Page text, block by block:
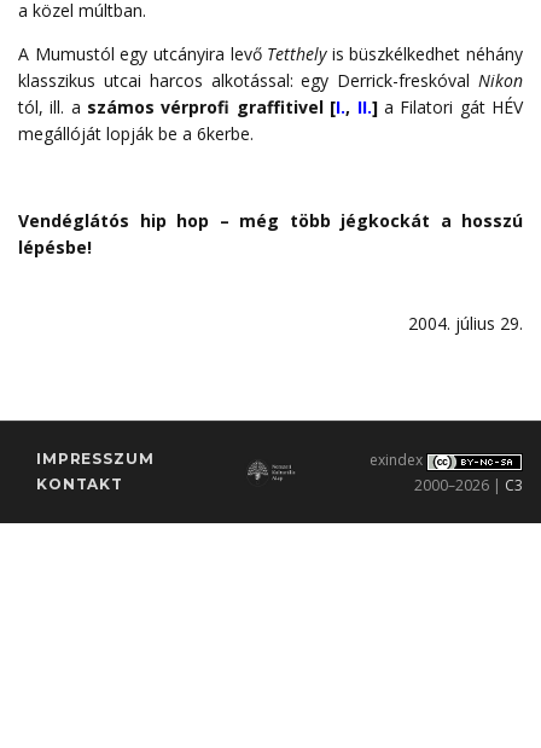
a közel múltban.
A Mumustól egy utcányira levő Tetthelyis büszkélkedhet néhány
klasszikus utcai harcos alkotással: egy Derrick-freskóval Nikon
tól, ill. a számos vérprofi graffitivel [I., II.]a Filatori gát HÉV
megállóját lopják be a 6kerbe.
Vendéglátós hip hop – még több jégkockát a hosszú
lépésbe!
2004. július 29.
IMPRESSZUM
KONTAKT
exindex
2000–2026 | C3